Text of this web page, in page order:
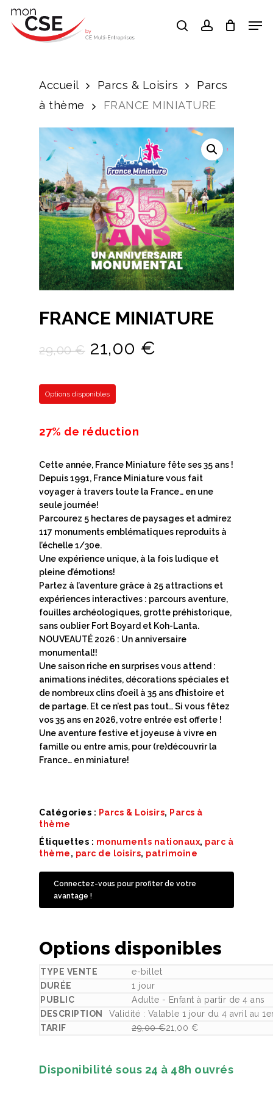
Skip
searchaccount
Accueil Parcs & Loisirs
Parcs
à thème
FRANCE MINIATURE
FRANCE MINIATURE
29,00€ Le
initial
était :
21,00 €
Options disponibles
27% de réduction
Cette année, France Miniature fête ses 35 ans !
Depuis 1991, France Miniature vous fait
voyager à travers toute la France… en une
seule journée!
Parcourez 5 hectares de paysages et admirez
117 monuments emblématiques reproduits à
l’échelle 1/30e.
Une expérience unique, à la fois ludique et
pleine d’émotions!
Partez à l’aventure grâce à 25 attractions et
expériences interactives : parcours aventure,
fouilles archéologiques, grotte préhistorique,
sans oublier Fort Boyard et Koh-Lanta.
NOUVEAUTÉ 2026 : Un anniversaire
monumental!!
Une saison riche en surprises vous attend :
animations inédites, décorations spéciales et
de nombreux clins d’oeil à 35 ans d’histoire et
de partage. Et ce n’est pas tout… Si vous fêtez
vos 35 ans en 2026, votre entrée est offerte !
Une aventure festive et joyeuse à vivre en
famille ou entre amis, pour (re)découvrir la
France… en miniature!
Catégories : Parcs & Loisirs, Parcs à
thème
Étiquettes : monuments nationaux, parc à
thème, parc de loisirs, patrimoine
Connectez-vous pour profiter de votre
avantage !
Options disponibles
e-billet
1 jour
Adulte - Enfant à partir de 4 ans
Validité : Valable 1 jour du 4 avril au
29,00€21,00 €
Disponibilité sous 24 à 48h ouvrés